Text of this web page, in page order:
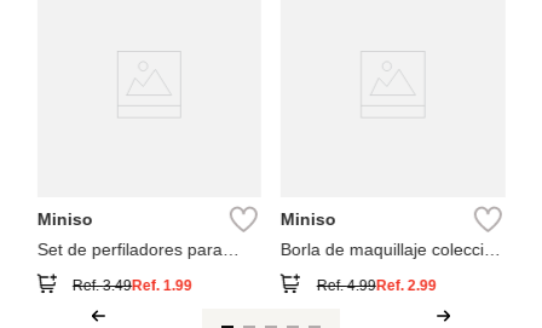
Miniso
Set de perfiladores para
Ref.3.49Ref.1.99
Miniso
Borla de maquillaje colección
Ref.4.99Ref. 2.99